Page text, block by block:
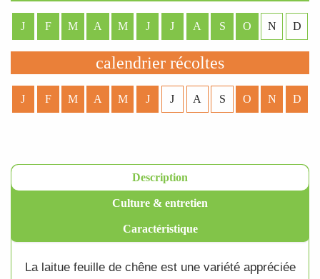
J F M A M J J A S O N D
calendrier récoltes
J F M A M J J A S O N D
Description
Culture & entretien
Caractéristique
La laitue feuille de chêneest une variété appréciée